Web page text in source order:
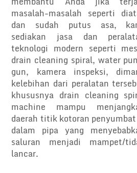
masalah-masalah seperti
dan sudah putus asa,
sediakan jasa dan
teknologi modern seperti
drain cleaning spiral, water
gun, kamera inspeksi,
kelebihan dari peralatan
khususnya drain cleaning
machine mampu
daerah titik kotoran
dalam pipa yang
saluran menjadi mampet/
lancar.